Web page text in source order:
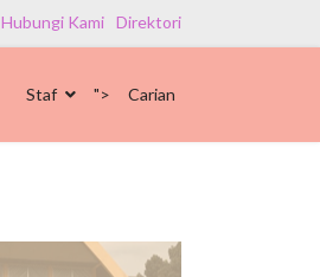
Hubungi Kami Direktori
Staf "> Carian